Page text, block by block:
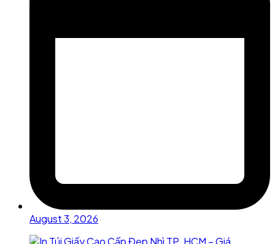
August 3, 2026